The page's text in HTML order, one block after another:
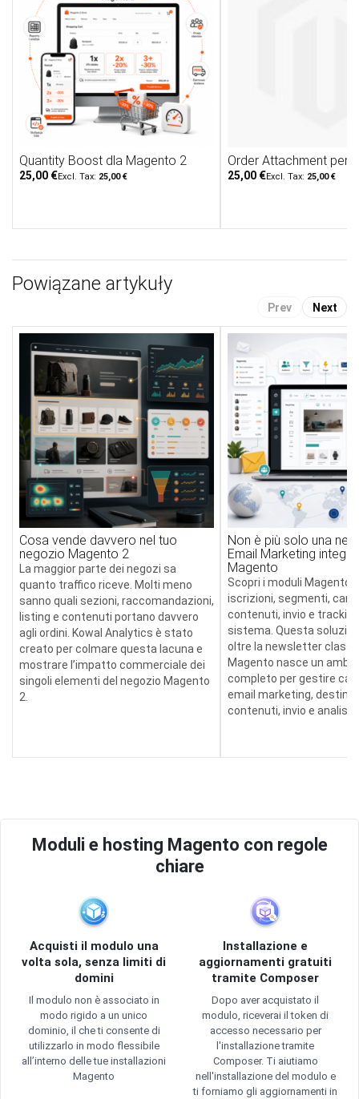
Quantity Boost dla Magento 2
25,00 € 25,00 €
Order Attachment per
25,00 € 25,00 €
Powiązane artykuły
Prev Next
Cosa vende davvero nel tuo
negozio Magento 2
La maggior parte dei negozi sa
quanto traffico riceve. Molti meno
sanno quali sezioni, raccomandazioni,
listing e contenuti portano davvero
agli ordini. Kowal Analytics è stato
creato per colmare questa lacuna e
mostrare l’impatto commerciale dei
singoli elementi del negozio Magento
2.
Non è più solo una
Email Marketing
Magento
Scopri i moduli Magento
iscrizioni, segmenti,
contenuti, invio e
sistema. Questa
oltre la newsletter
Magento nasce un
completo per gestire
email marketing,
contenuti, invio e analisi.
Moduli e hosting Magento con regole
chiare
Acquisti il modulo una
volta sola, senza limiti di
domini
Il modulo non è associato in
modo rigido a un unico
dominio, il che ti consente di
utilizzarlo in modo flessibile
all’interno delle tue installazioni
Magento
Installazione e
aggiornamenti gratuiti
tramite Composer
Dopo aver acquistato il
modulo, riceverai il token di
accesso necessario per
l'installazione tramite
Composer. Ti aiutiamo
nell'installazione del modulo e
ti forniamo gli aggiornamenti in